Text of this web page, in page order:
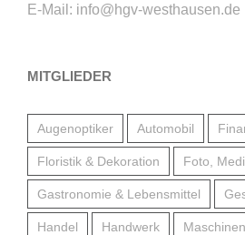
E-Mail: info@hgv-westhausen.de
MITGLIEDER
Augenoptiker Automobil
Floristik & Dekoration Foto,
Gastronomie & Lebensmittel
Handel Handwerk